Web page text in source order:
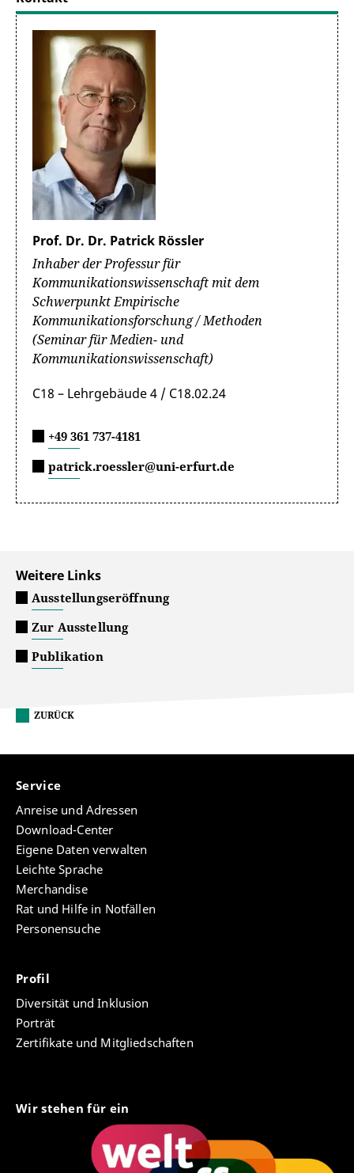
Prof. Dr. Dr. Patrick Rössler
Inhaber der Professur für
Kommunikationswissenschaft mit dem
Schwerpunkt Empirische
Kommunikationsforschung / Methoden
(Seminar für Medien- und
Kommunikationswissenschaft)
C18 – Lehrgebäude 4 / C18.02.24
+49 361 737-4181
patrick.roessler@uni-erfurt.de
Weitere Links
Ausstellungseröffnung
Zur Ausstellung
Publikation
ZURÜCK
Service
Anreise und Adressen
Download-Center
Eigene Daten verwalten
Leichte Sprache
Merchandise
Rat und Hilfe in Notfällen
Personensuche
Profil
Diversität und Inklusion
Porträt
Zertifikate und Mitgliedschaften
Wir stehen für ein